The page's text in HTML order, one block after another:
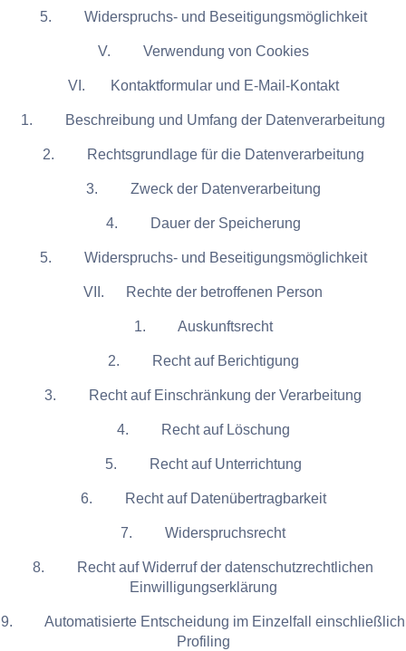
5. Widerspruchs- und Beseitigungsmöglichkeit
V. Verwendung von Cookies
VI. Kontaktformular und E-Mail-Kontakt
1. Beschreibung und Umfang der Datenverarbeitung
2. Rechtsgrundlage für die Datenverarbeitung
3. Zweck der Datenverarbeitung
4. Dauer der Speicherung
5. Widerspruchs- und Beseitigungsmöglichkeit
VII. Rechte der betroffenen Person
1. Auskunftsrecht
2. Recht auf Berichtigung
3. Recht auf Einschränkung der Verarbeitung
4. Recht auf Löschung
5. Recht auf Unterrichtung
6. Recht auf Datenübertragbarkeit
7. Widerspruchsrecht
8. Recht auf Widerruf der datenschutzrechtlichen
Einwilligungserklärung
9. Automatisierte Entscheidung im Einzelfall einschließlich
Profiling